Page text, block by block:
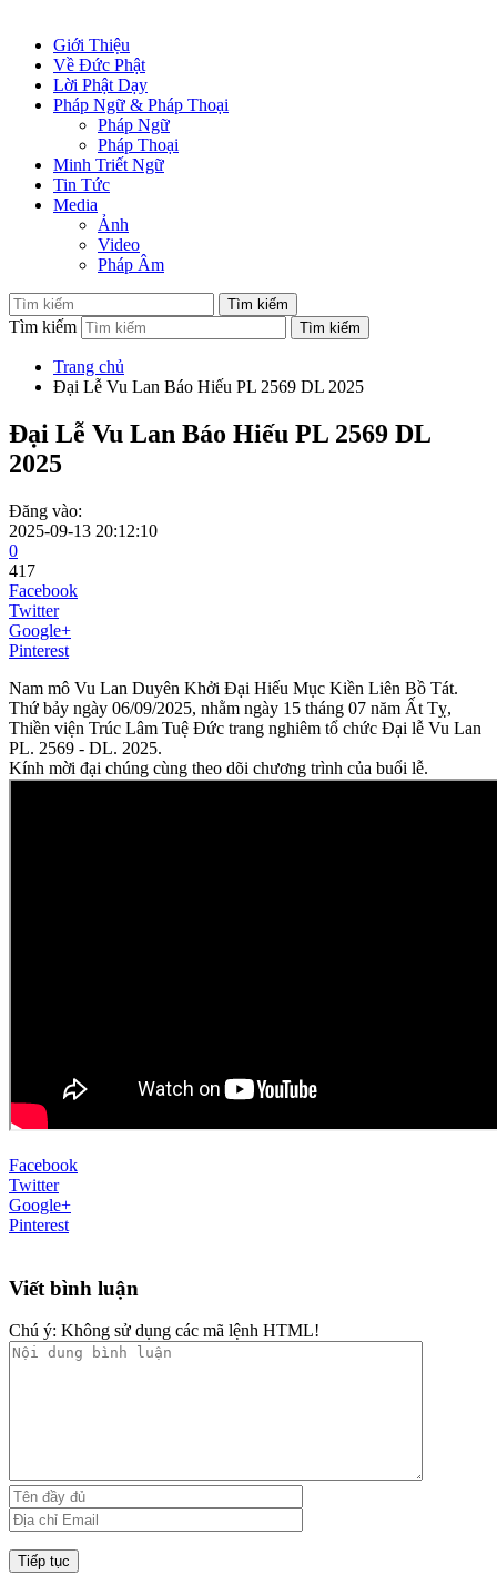
Giới Thiệu
Về Đức Phật
Lời Phật Dạy
Pháp Ngữ & Pháp Thoại
Pháp Ngữ
Pháp Thoại
Minh Triết Ngữ
Tin Tức
Media
Ảnh
Video
Pháp Âm
Tìm kiếm
Trang chủ
Đại Lễ Vu Lan Báo Hiếu PL 2569 DL 2025
Đại Lễ Vu Lan Báo Hiếu PL 2569 DL
2025
Đăng vào:
2025-09-13 20:12:10
0
417
Facebook
Twitter
Google+
Pinterest
Nam mô Vu Lan Duyên Khởi Đại Hiếu Mục Kiền Liên Bồ Tát.
Thứ bảy ngày 06/09/2025, nhằm ngày 15 tháng 07 năm Ất Tỵ,
Thiền viện Trúc Lâm Tuệ Đức trang nghiêm tổ chức Đại lễ Vu Lan
PL. 2569 - DL. 2025.
Kính mời đại chúng cùng theo dõi chương trình của buổi lễ.
Facebook
Twitter
Google+
Pinterest
Viết bình luận
Chú ý: Không sử dụng các mã lệnh HTML!